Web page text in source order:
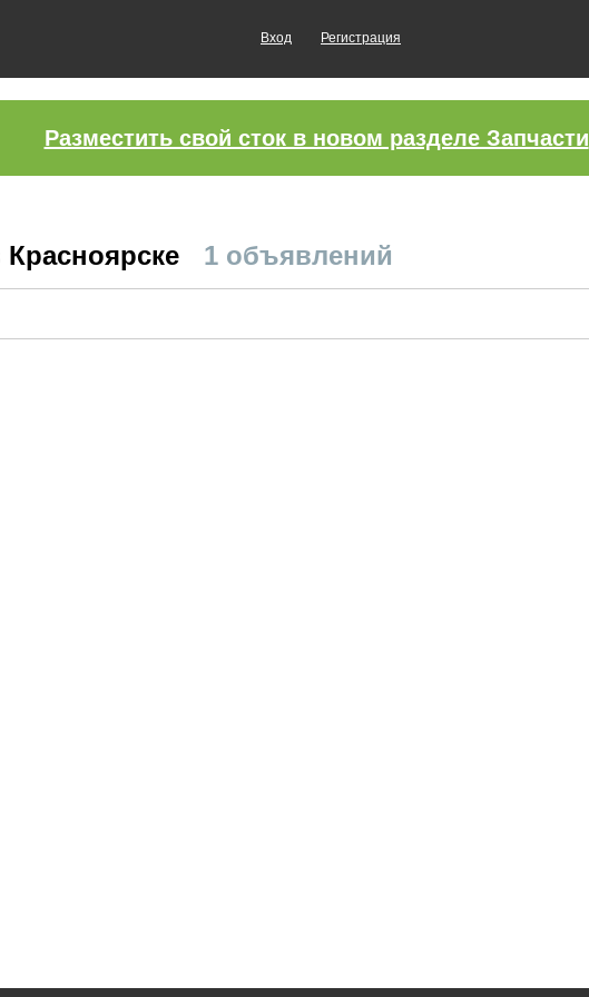
Вход Регистрация
Разместить свой сток в новом разделе Запчасти
1 объявлений